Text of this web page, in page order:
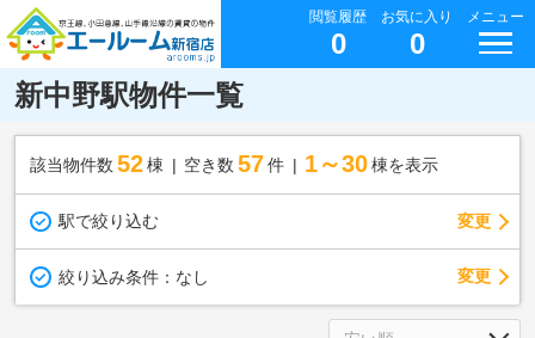
閲覧履歴
0
お気に入り
0
メニュー
新中野駅物件一覧
該当物件数 52棟 空き数 57 件 1～30 棟を表示
駅で絞り込む 変更
絞り込み条件： なし 変更